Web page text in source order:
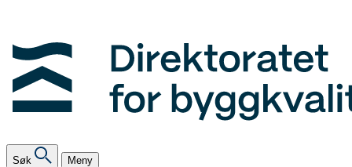
Søk
Meny